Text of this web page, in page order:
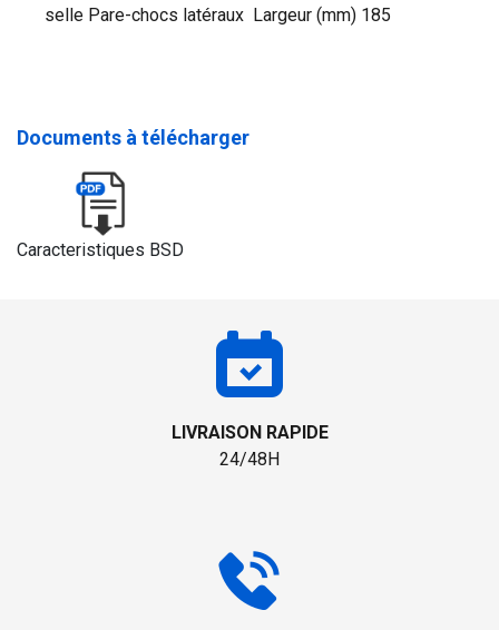
selle Pare-chocs latéraux Largeur (mm) 185
Documents à télécharger
Caracteristiques BSD
LIVRAISON RAPIDE
24/48H